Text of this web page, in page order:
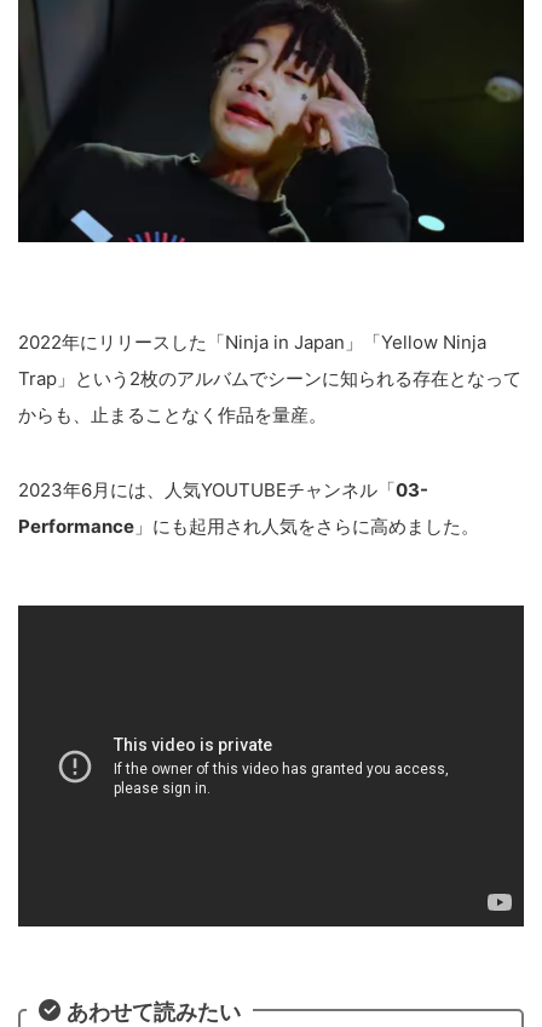
2022年にリリースした「Ninja in Japan」「Yellow Ninja
Trap」という2枚のアルバムでシーンに知られる存在となって
からも、止まることなく作品を量産。
2023年6月には、人気YOUTUBEチャンネル「03-
Performance 」にも起用され人気をさらに高めました。
あわせて読みたい